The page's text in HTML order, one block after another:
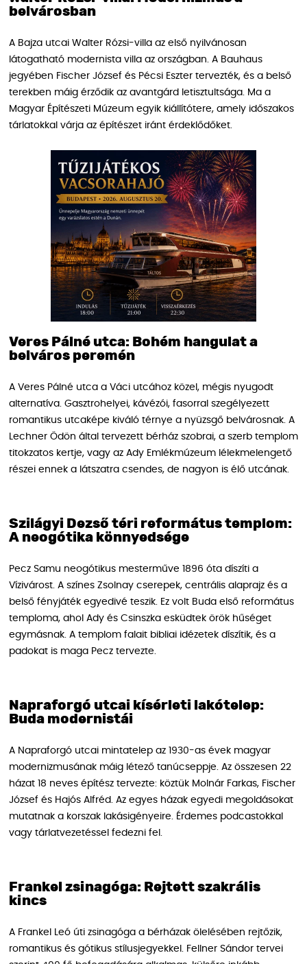
belvárosban
A Bajza utcai Walter Rózsi-villa az első nyilvánosan
látogatható modernista villa az országban. A Bauhaus
jegyében Fischer József és Pécsi Eszter tervezték, és a belső
terekben máig érződik az avantgárd letisztultsága. Ma a
Magyar Építészeti Múzeum egyik kiállítótere, amely időszakos
tárlatokkal várja az építészet iránt érdeklődőket.
Veres Pálné utca: Bohém hangulat a
belváros peremén
A Veres Pálné utca a Váci utcához közel, mégis nyugodt
alternatíva. Gasztrohelyei, kávézói, fasorral szegélyezett
romantikus utcaképe kiváló térnye a nyüzsgő belvárosnak. A
Lechner Ödön által tervezett bérház szobrai, a szerb templom
titokzatos kertje, vagy az Ady Emlékmúzeum lélekmelengető
részei ennek a látszatra csendes, de nagyon is élő utcának.
Szilágyi Dezső téri református templom:
A neogótika könnyedsége
Pecz Samu neogótikus mesterműve 1896 óta díszíti a
Vízivárost. A színes Zsolnay cserepek, centrális alaprajz és a
belső fényjáték egyedivé teszik. Ez volt Buda első református
temploma, ahol Ady és Csinszka esküdtek örök hűséget
egymásnak. A templom falait bibliai idézetek díszítik, és a
padokat is maga Pecz tervezte.
Napraforgó utcai kísérleti lakótelep:
Buda modernistái
A Napraforgó utcai mintatelep az 1930-as évek magyar
modernizmusának máig létező tanúcseppje. Az összesen 22
házat 18 neves építész tervezte: köztük Molnár Farkas, Fischer
József és Hajós Alfréd. Az egyes házak egyedi megoldásokat
mutatnak a korszak lakásigényeire. Érdemes podcastokkal
vagy tárlatvezetéssel fedezni fel.
Frankel zsinagóga: Rejtett szakrális
kincs
A Frankel Leó úti zsinagóga a bérházak ölelésében rejtőzik,
romantikus és gótikus stílusjegyekkel. Fellner Sándor tervei